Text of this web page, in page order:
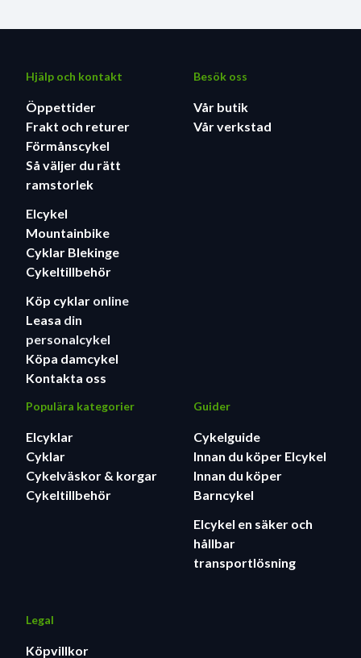
Hjälp och kontakt
Öppettider
Frakt och returer
Förmånscykel
Så väljer du rätt
ramstorlek
Elcykel
Mountainbike
Cyklar Blekinge
Cykeltillbehör
Köp cyklar online
Leasa din
personalcykel
Köpa damcykel
Kontakta oss
Besök oss
Vår butik
Vår verkstad
Populära kategorier
Elcyklar
Cyklar
Cykelväskor & korgar
Cykeltillbehör
Guider
Cykelguide
Innan du köper Elcykel
Innan du köper
Barncykel
Elcykel en säker och
hållbar
transportlösning
Legal
Köpvillkor